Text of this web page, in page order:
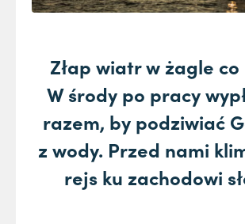
Złap wiatr w żagle
W środy po pracy
razem, by podziwiać G
z wody. Przed nami
rejs ku zachodowi